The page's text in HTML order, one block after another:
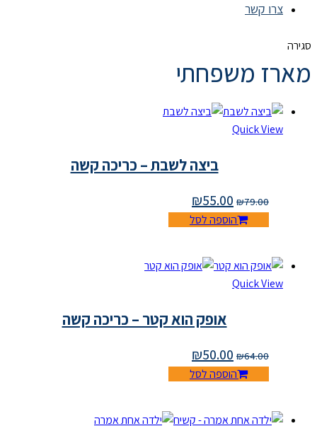
צרו קשר
סגירה
מארז משפחתי
Quick View
ביצה לשבת – כריכה קשה
₪79.00
₪55.00
הוספה לסל
Quick View
אופק הוא קטר – כריכה קשה
₪64.00
₪50.00
הוספה לסל